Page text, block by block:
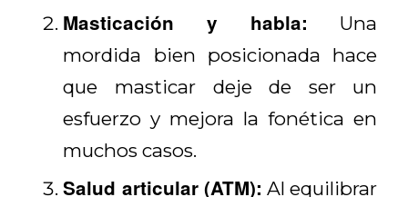
Masticación y habla: Una
mordida bien posicionada hace
que masticar deje de ser un
esfuerzo y mejora la fonética en
muchos casos.
Salud articular (ATM): Al equilibrar